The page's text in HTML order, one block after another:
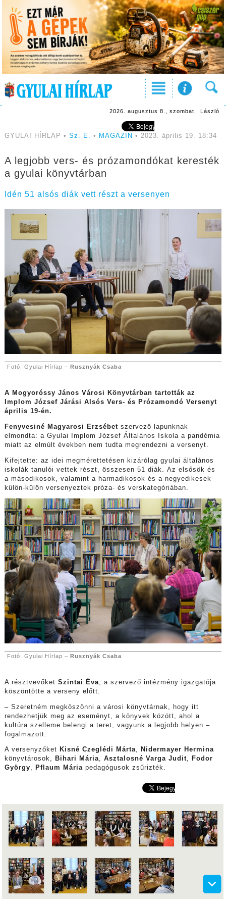
2026. augusztus 8., szombat, László
GYULAI HÍRLAP • Sz. E. • MAGAZIN • 2023. április 19. 18:34
A legjobb vers- és prózamondókat keresték
a gyulai könyvtárban
Idén 51 alsós diák vett részt a versenyen
Fotó: Gyulai Hírlap – Rusznyák Csaba
A Mogyoróssy János Városi Könyvtárban tartották az
Implom József Járási Alsós Vers- és Prózamondó Versenyt
április 19-én.
Fenyvesiné Magyarosi Erzsébetszervező lapunknak
elmondta: a Gyulai Implom József Általános Iskola a pandémia
miatt az elmúlt években nem tudta megrendezni a versenyt.
Kifejtette: az idei megmérettetésen kizárólag gyulai általános
iskolák tanulói vettek részt, összesen 51 diák. Az elsősök és
a másodikosok, valamint a harmadikosok és a negyedikesek
külön-külön versenyeztek próza- és verskategóriában.
Fotó: Gyulai Hírlap – Rusznyák Csaba
A résztvevőket Szintai Éva, a szervező intézmény igazgatója
köszöntötte a verseny előtt.
– Szeretném megköszönni a városi könyvtárnak, hogy itt
rendezhetjük meg az eseményt, a könyvek között, ahol a
kultúra szelleme belengi a teret, vagyunk a legjobb helyen –
fogalmazott.
A versenyzőket Kisné Czeglédi Márta,
Nidermayer Hermina
könyvtárosok,
Bihari Mária, Asztalosné Varga Judit,
Fodor
György, Pflaum Máriapedagógusok zsűrizték.